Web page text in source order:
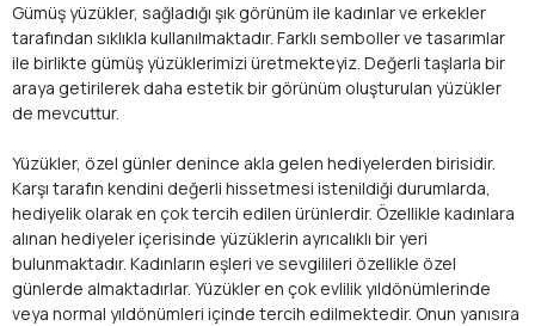
Gümüş yüzükler, sağladığı şık görünüm ile kadınlar ve erkekler
tarafından sıklıkla kullanılmaktadır. Farklı semboller ve tasarımlar
ile birlikte gümüş yüzüklerimizi üretmekteyiz. Değerli taşlarla bir
araya getirilerek daha estetik bir görünüm oluşturulan yüzükler
de mevcuttur.
Yüzükler, özel günler denince akla gelen hediyelerden birisidir.
Karşı tarafın kendini değerli hissetmesi istenildiği durumlarda,
hediyelik olarak en çok tercih edilen ürünlerdir. Özellikle kadınlara
alınan hediyeler içerisinde yüzüklerin ayrıcalıklı bir yeri
bulunmaktadır. Kadınların eşleri ve sevgilileri özellikle özel
günlerde almaktadırlar. Yüzükler en çok evlilik yıldönümlerinde
veya normal yıldönümleri içinde tercih edilmektedir. Onun yanısıra